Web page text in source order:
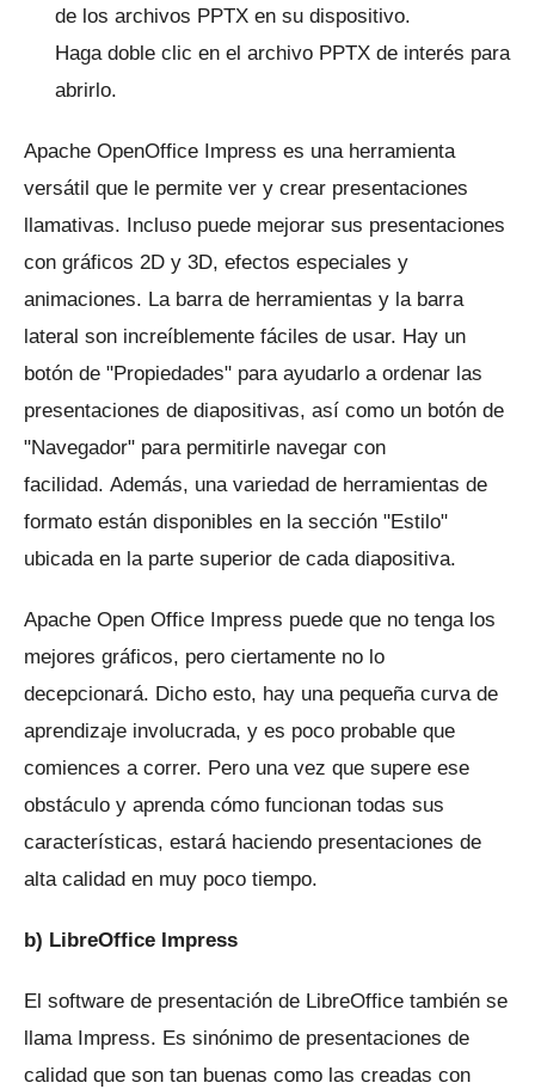
de los archivos PPTX en su dispositivo.
Haga doble clic en el archivo PPTX de interés para
abrirlo.
Apache OpenOffice Impress es una herramienta
versátil que le permite ver y crear presentaciones
llamativas. Incluso puede mejorar sus presentaciones
con gráficos 2D y 3D, efectos especiales y
animaciones. La barra de herramientas y la barra
lateral son increíblemente fáciles de usar. Hay un
botón de "Propiedades" para ayudarlo a ordenar las
presentaciones de diapositivas, así como un botón de
"Navegador" para permitirle navegar con
facilidad. Además, una variedad de herramientas de
formato están disponibles en la sección "Estilo"
ubicada en la parte superior de cada diapositiva.
Apache Open Office Impress puede que no tenga los
mejores gráficos, pero ciertamente no lo
decepcionará. Dicho esto, hay una pequeña curva de
aprendizaje involucrada, y es poco probable que
comiences a correr. Pero una vez que supere ese
obstáculo y aprenda cómo funcionan todas sus
características, estará haciendo presentaciones de
alta calidad en muy poco tiempo.
b) LibreOffice Impress
El software de presentación de LibreOffice también se
llama Impress. Es sinónimo de presentaciones de
calidad que son tan buenas como las creadas con